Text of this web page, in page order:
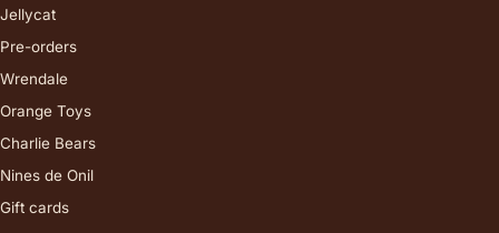
Jellycat
Pre-orders
Wrendale
Orange Toys
Charlie Bears
Nines de Onil
Gift cards